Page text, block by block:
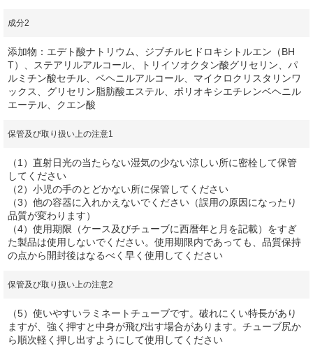
成分2
添加物：エデト酸ナトリウム、ジブチルヒドロキシトルエン（BH
T）、ステアリルアルコール、トリイソオクタン酸グリセリン、パ
ルミチン酸セチル、ベヘニルアルコール、マイクロクリスタリンワ
ックス、グリセリン脂肪酸エステル、ポリオキシエチレンベヘニル
エーテル、クエン酸
保管及び取り扱い上の注意1
（1）直射日光の当たらない湿気の少ない涼しい所に密栓して保管
してください
（2）小児の手のとどかない所に保管してください
（3）他の容器に入れかえないでください（誤用の原因になったり
品質が変わります）
（4）使用期限（ケース及びチューブに西暦年と月を記載）をすぎ
た製品は使用しないでください。使用期限内であっても、品質保持
の点から開封後はなるべく早く使用してください
保管及び取り扱い上の注意2
（5）使いやすいラミネートチューブです。破れにくい特長があり
ますが、強く押すと中身が飛び出す場合があります。チューブ尻か
ら順次軽く押し出すようにして使用してください